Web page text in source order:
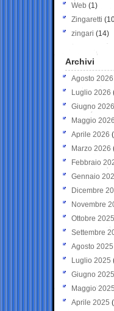
Web (1)
Zingaretti
zingari (14)
Archivi
Agosto 2026
Luglio 2026
Giugno 2026
Maggio 2026
Aprile 2026
Marzo 2026
Febbraio
Gennaio
Dicembre
Novembre
Ottobre 2025
Settembre
Agosto 2025
Luglio 2025
Giugno 2025
Maggio 2025
Aprile 2025